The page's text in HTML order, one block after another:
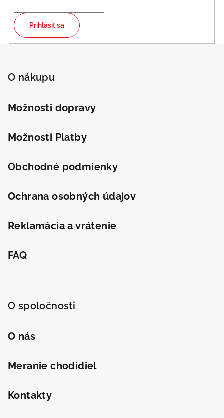
Prihlásiť sa
O nákupu
Možnosti dopravy
Možnosti Platby
Obchodné podmienky
Ochrana osobných údajov
Reklamácia a vrátenie
FAQ
O spoločnosti
O nás
Meranie chodidiel
Kontakty